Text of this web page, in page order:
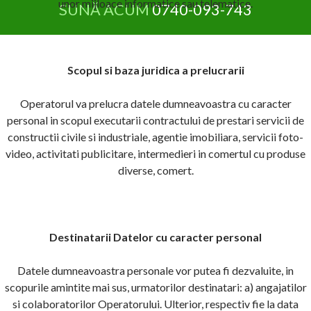
unor mijloace informatice sau telematice.
Scopul si baza juridica a prelucrarii
Operatorul va prelucra datele dumneavoastra cu caracter
personal in scopul executarii contractului de prestari servicii de
constructii civile si industriale, agentie imobiliara, servicii foto-
video, activitati publicitare, intermedieri in comertul cu produse
diverse, comert.
Destinatarii Datelor cu caracter personal
Datele dumneavoastra personale vor putea fi dezvaluite, in
scopurile amintite mai sus, urmatorilor destinatari: a) angajatilor
si colaboratorilor Operatorului. Ulterior, respectiv fie la data
SUNĂ ACUM0740-093-743